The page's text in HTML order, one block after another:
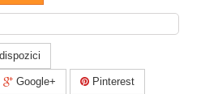
Google+ Pinterest